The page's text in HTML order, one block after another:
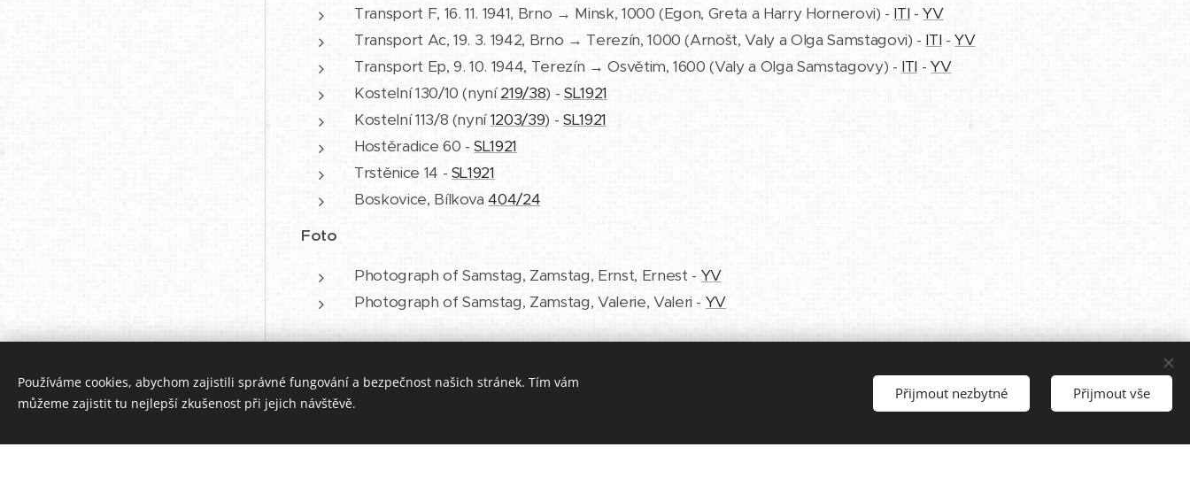
Transport F, 16. 11. 1941, Brno → Minsk, 1000 (Egon, Greta a Harry Hornerovi) - ITI-YV
Transport Ac, 19. 3. 1942, Brno → Terezín, 1000 (Arnošt, Valy a Olga Samstagovi) - ITI -YV
Transport Ep, 9. 10. 1944, Terezín → Osvětim, 1600 (Valy a Olga Samstagovy) - ITI -YV
Kostelní 130/10 (nyní219/38) - SL1921
Kostelní 113/8 (nyní1203/39) - SL1921
Hostěradice 60 -SL1921
Trstěnice 14 - SL1921
Boskovice, Bílkova404/24
Foto
Photograph of Samstag, Zamstag, Ernst, Ernest - YV
Photograph of Samstag, Zamstag, Valerie, Valeri - YV
Vytvořeno službou
Webnode
Používáme cookies, abychom zajistili správné fungování a bezpečnost našich stránek. Tím vám
můžeme zajistit tu nejlepší zkušenost při jejich návštěvě.
Přijmout nezbytné Přijmout vše